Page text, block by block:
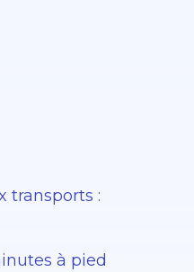
transports :
à pied